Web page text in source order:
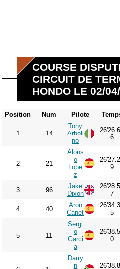
COURSE
CIRCUIT DE
HONDO LE 02/
Position Num Pilote
1 14
Tony
Arboli
no
6
2 21
Alons
o
Lope
z
9
3 96
Jake
Dixon
7
4 40
Aron
Canet
5
5 11
Sergi
o
Garci
a
0
Darry
n